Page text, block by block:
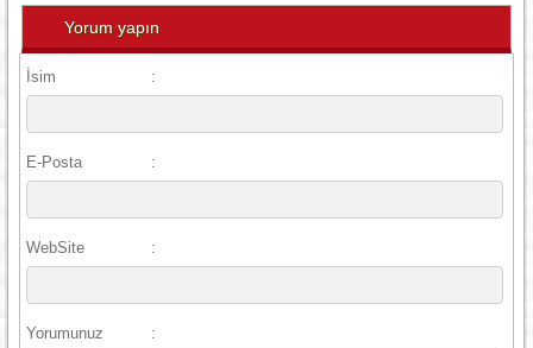
Yorum yapın
İsim :
E-Posta :
WebSite :
Yorumunuz :